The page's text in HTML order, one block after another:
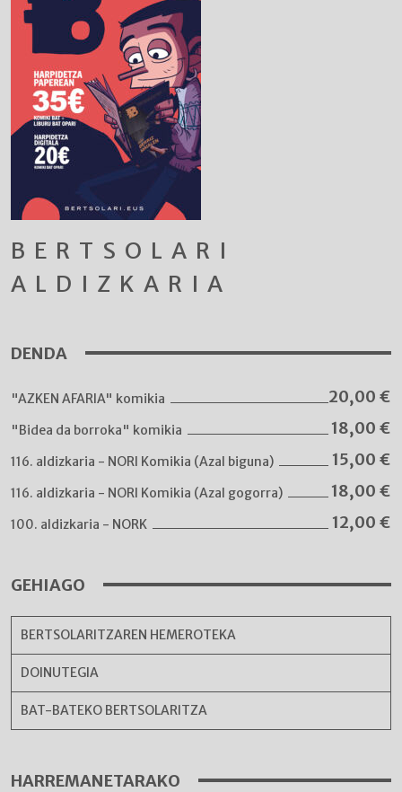
BERTSOLARI
ALDIZKARIA
DENDA
"AZKEN AFARIA" komikia 20,00 €
"Bidea da borroka" komikia 18,00 €
116. aldizkaria - NORI Komikia (Azal biguna) 15,00 €
116. aldizkaria - NORI Komikia (Azal gogorra) 18,00 €
100. aldizkaria - NORK 12,00 €
GEHIAGO
BERTSOLARITZAREN HEMEROTEKA
DOINUTEGIA
BAT-BATEKO BERTSOLARITZA
HARREMANETARAKO